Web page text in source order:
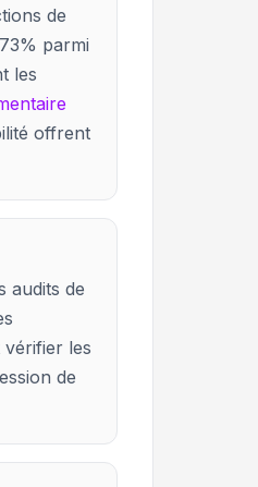
de
parmi
les
offrent
audits de
les
de